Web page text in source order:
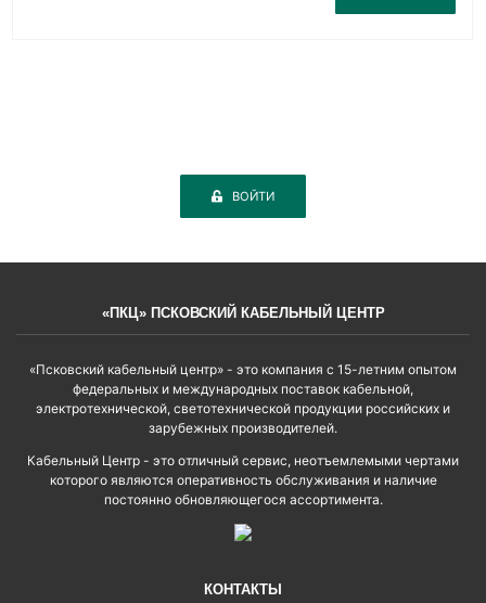
ВОЙТИ
«ПКЦ» ПСКОВСКИЙ КАБЕЛЬНЫЙ ЦЕНТР
«Псковский кабельный центр» - это компания с 15-летним опытом
федеральных и международных поставок кабельной,
электротехнической, светотехнической продукции российских и
зарубежных производителей.
Кабельный Центр - это отличный сервис, неотъемлемыми чертами
которого являются оперативность обслуживания и наличие
постоянно обновляющегося ассортимента.
КОНТАКТЫ